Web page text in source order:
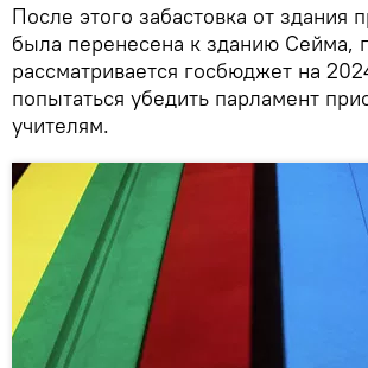
После этого забастовка от здания
была перенесена к зданию Сейма,
рассматривается госбюджет на
попытаться убедить парламент
учителям.